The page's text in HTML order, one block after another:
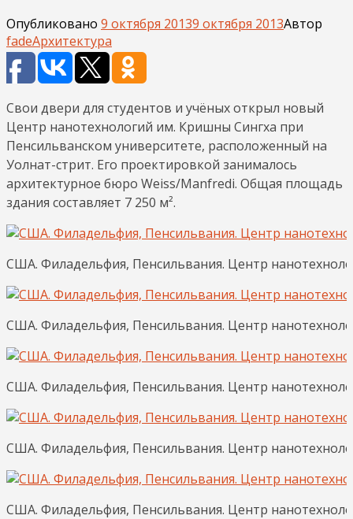
Опубликовано 9 октября 20139 октября 2013Автор
fadeАрхитектура
Свои двери для студентов и учёных открыл новый
Центр нанотехнологий им. Кришны Сингха при
Пенсильванском университете, расположенный на
Уолнат-стрит. Его проектировкой занималось
архитектурное бюро Weiss/Manfredi. Общая площадь
здания составляет 7 250 м².
США. Филадельфия, Пенсильвания. Центр
США. Филадельфия, Пенсильвания. Центр
США. Филадельфия, Пенсильвания. Центр
США. Филадельфия, Пенсильвания. Центр
США. Филадельфия, Пенсильвания. Центр